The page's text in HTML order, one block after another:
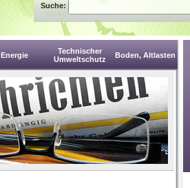
Suche:
Energie
Technischer
Umweltschutz
Boden, Altlasten